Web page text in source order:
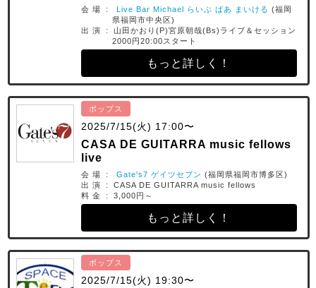
会 場 : Live Bar Michael らいぶ ばあ まいける (福岡
県福岡市中央区)
出 演 : 山田かおり(P)宮原朝哉(Bs)ライブ＆セッション
2000円20:00スタート
もっと詳しく！
ポップス
2025/7/15(火) 17:00〜
CASA DE GUITARRA music fellows
live
会 場 : Gate's7 ゲイツセブン (福岡県福岡市博多区)
出 演 : CASA DE GUITARRA music fellows
料 金 : 3,000円～
もっと詳しく！
ポップス
2025/7/15(火) 19:30〜